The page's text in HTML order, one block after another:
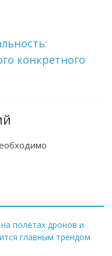
конкретного
полётах дронов и
главным трендом